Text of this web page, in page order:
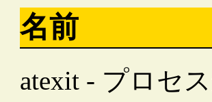
名前
atexit - プロセ